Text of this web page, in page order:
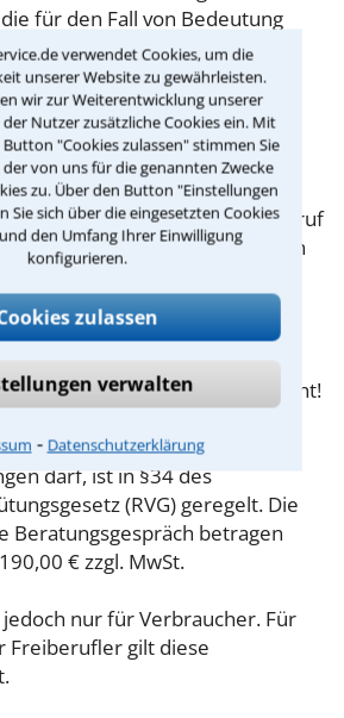
verwendet Cookies, um die
unserer Website zu gewährleisten.
wir zur Weiterentwicklung unserer
Nutzer zusätzliche Cookies ein. Mit
"Cookies zulassen" stimmen Sie
von uns für die genannten Zwecke
zu. Über den Button "Einstellungen
Sie sich über die eingesetzten Cookies
den Umfang Ihrer Einwilligung
konfigurieren.
zulassen
verwalten
⁃ Datenschutzerklärung
für den Fall von Bedeutung
schriftliche Notizen und
Beratungsgespräch in
Kontaktformular einen Rückruf
haben, stellen wir Ihnen
mit der Sie das
vorbereiten können.
für Berufsrecht der freien
sind oft geringer als gedacht!
in Schmallenberg für eine
darf, ist in §34 des
(RVG) geregelt. Die
Beratungsgespräch betragen
€ zzgl. MwSt.
nur für Verbraucher. Für
Freiberufler gilt diese